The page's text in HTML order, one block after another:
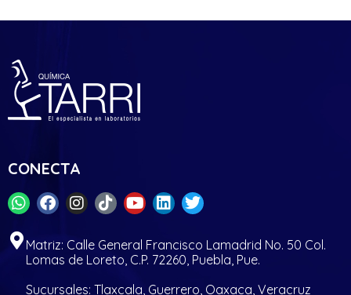
CONECTA
Matriz: Calle General Francisco Lamadrid No. 50 Col.
Lomas de Loreto, C.P. 72260, Puebla, Pue.
Sucursales: Tlaxcala, Guerrero, Oaxaca, Veracruz